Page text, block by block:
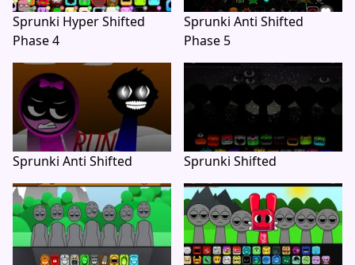
Sprunki Hyper Shifted
Phase 4
Sprunki Anti Shifted
Phase 5
Sprunki Anti Shifted Sprunki Shifted